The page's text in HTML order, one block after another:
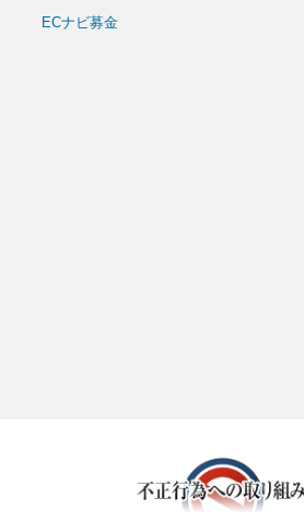
ECナビ募金